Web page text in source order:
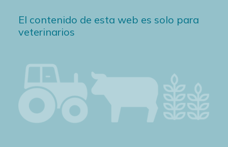
El contenido de esta web es solo para
veterinarios